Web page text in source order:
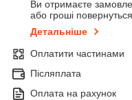
Ви отримаєте
або гроші
Детальніше
Оплатити частинами
Післяплата
Оплата на рахунок